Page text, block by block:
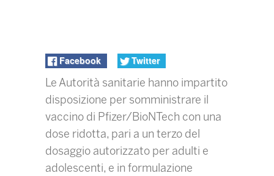
Facebook Twitter
Le Autorità sanitarie hanno impartito
disposizione per somministrare il
vaccino di Pfizer/BioNTech con una
dose ridotta, pari a un terzo del
dosaggio autorizzato per adulti e
adolescenti, e in formulazione